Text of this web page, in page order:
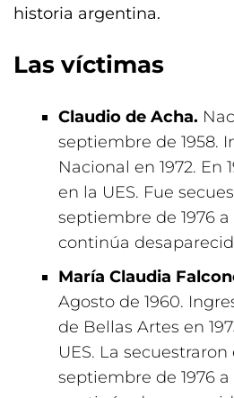
historia argentina.
Las víctimas
Claudio de Acha.
septiembre de 1958.
Nacional en 1972. En
en la UES. Fue
septiembre de 1976 a
continúa
María Claudia
Agosto de 1960.
de Bellas Artes en
UES. La secuestraron
septiembre de 1976 a